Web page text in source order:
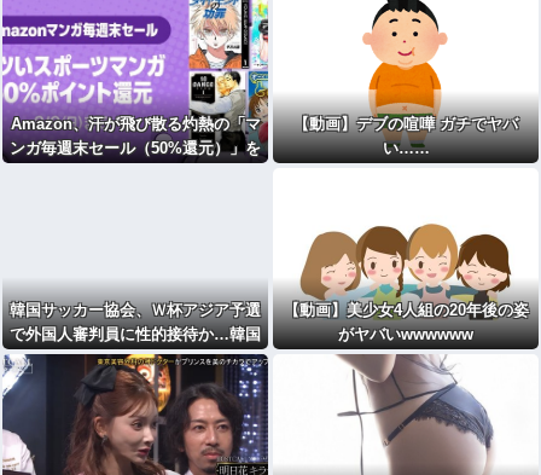
Amazon、汗が飛び散る灼熱の「マ
ンガ毎週末セール（50%還元）」を
【動画】デブの喧嘩 ガチでヤバ
い……
韓国サッカー協会、Ｗ杯アジア予選
で外国人審判員に性的接待か…韓国
放送局が独占報道 [王子★]
【動画】美少女4人組の20年後の姿
がヤバいwwwwww